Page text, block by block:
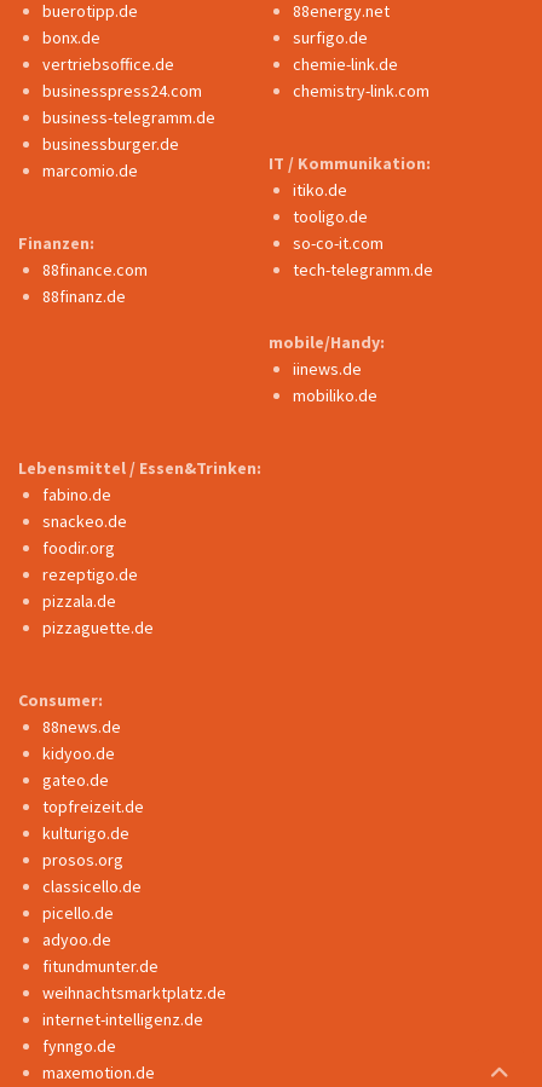
buerotipp.de
bonx.de
vertriebsoffice.de
businesspress24.com
business-telegramm.de
businessburger.de
marcomio.de
Finanzen:
88finance.com
88finanz.de
88energy.net
surfigo.de
chemie-link.de
chemistry-link.com
IT / Kommunikation:
itiko.de
tooligo.de
so-co-it.com
tech-telegramm.de
mobile/Handy:
iinews.de
mobiliko.de
Lebensmittel / Essen&Trinken:
fabino.de
snackeo.de
foodir.org
rezeptigo.de
pizzala.de
pizzaguette.de
Consumer:
88news.de
kidyoo.de
gateo.de
topfreizeit.de
kulturigo.de
prosos.org
classicello.de
picello.de
adyoo.de
fitundmunter.de
weihnachtsmarktplatz.de
internet-intelligenz.de
fynngo.de
maxemotion.de